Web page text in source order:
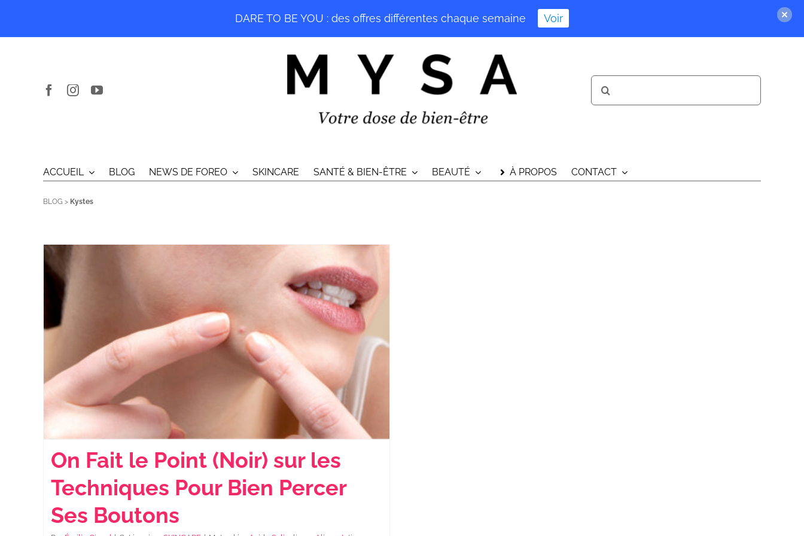
ACCUEIL BLOG NEWS DE FOREO SKINCARE SANTÉ & BIEN-ÊTRE BEAUTÉ À PROPOS CONTACT
BLOG > Kystes
On Fait le Point (Noir) sur les
Techniques Pour Bien Percer
Ses Boutons
DARE TO BE YOU : des offres différentes chaque semaine Voir